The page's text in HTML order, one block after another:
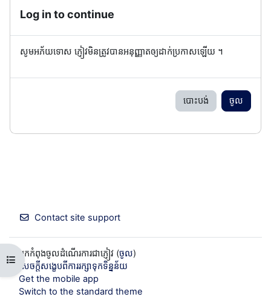
Open course index
Log in to continue
សូមអភ័យទោស ភ្ញៀវមិនត្រូវបានអនុញ្ញាតឲ្យដាក់ប្រកាសឡើយ ។
បោះបង់ ចូល
Contact site support
អ្នកកំពុងចូលដំណើរការជាភ្ញៀវ (ចូល)
សេចក្តីសង្ខេបពីការរក្សាទុកទិន្នន័យ
Get the mobile app
Switch to the standard theme